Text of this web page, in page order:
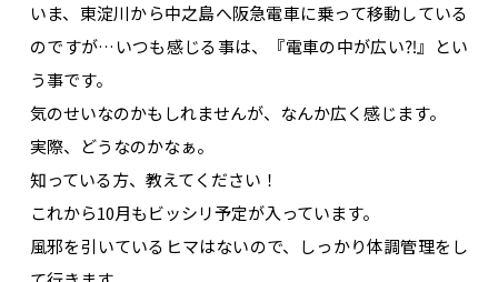
いま、東淀川から中之島へ阪急電車に乗って移動している
のですが…いつも感じる事は、『電車の中が広い⁈』とい
う事です。
気のせいなのかもしれませんが、なんか広く感じます。
実際、どうなのかなぁ。
知っている方、教えてください！
これから10月もビッシリ予定が入っています。
風邪を引いているヒマはないので、しっかり体調管理をし